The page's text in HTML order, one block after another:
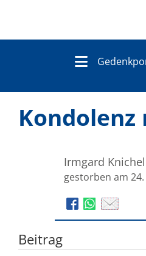
Kondolenz
Irmgard Knichel
gestorben am
Beitrag